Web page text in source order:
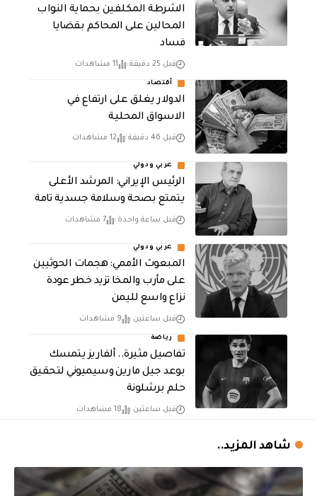
الشرطة المكلفين بحماية النواب
المحالين على المحاكم بقضايا
فساد
قبل 25 دقيقة 11 مشاهدات
أقتصاد
الدولار يغلق على ارتفاع في
الاسواق المحلية
قبل 46 دقيقة 12 مشاهدات
عربي ودولي
الرئيس الإيراني: المرشد الأعلى
يتمتع بصحة وسلامة جسدية تامة
قبل ساعة واحدة 7 مشاهدات
عربي ودولي
المبعوث الأممي: هجمات الحوثيين
على مأرب والمخا تزيد خطر عودة
نزاع واسع لليمن
قبل ساعتين 9 مشاهدات
رياضة
تفاصيل مثيرة.. ألفاريز يتمسك
بوعد جيل مارين وسيميوني لتحقيق
حلم برشلونة
قبل ساعتين 18 مشاهدات
شاهد المزيد..